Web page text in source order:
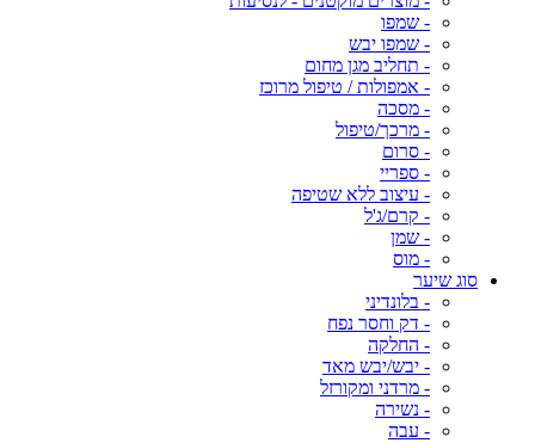
- שמפו
- שמפו יבש
- תחליב מגן מחום
- אמפולות / טיפול מרוכז
- מסכה
- מרכך/טיפול
- סרום
- ספריי
- עיצוב ללא שטיפה
- קרם/ג'ל
- שמן
- מוס
סוג שיער
- בלונדיני
- דק וחסר נפח
- החלקה
- יבש/יבש מאד
- מרדני ומקורזל
- נשירה
- עבה